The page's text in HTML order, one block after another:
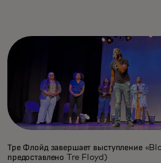
Тре Флойд завершает выступление
предоставлено Tre Floyd)